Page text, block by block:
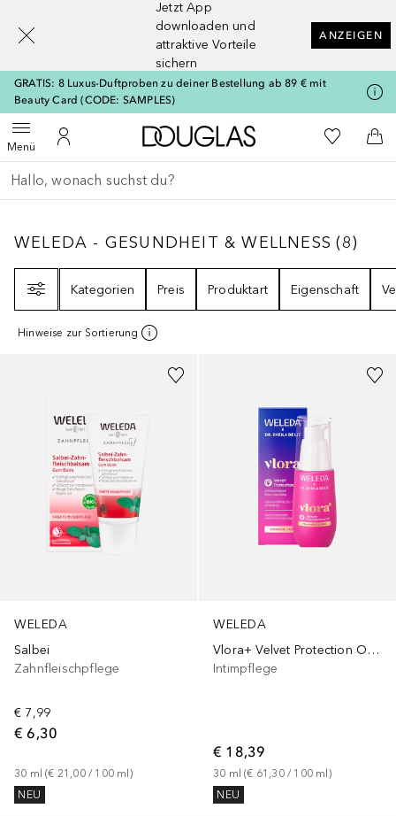
Jetzt App
downloaden und
attraktive Vorteile
sichern
ANZEIGEN
GRATIS: 8 Luxus-Duftproben zu deiner Bestellung ab 89 € mit
Beauty Card (CODE: SAMPLES)
MenüMenü öffnenZu Meinem Kundenkonto
Zur Douglas Startseite
Zu Meiner
Gehe zurück
Suche ausführen
WELEDA - GESUNDHEIT & WELLNESS8
WELEDA - GESUNDHEIT & WELLNESS (8)
Kategorien
Preis Produktart Eigenschaft
Hinweise zur Sortierung
WELEDA
Salbei
Zahnfleischpflege
€ 7,99
€ 6,30
30 ml (€ 21,00 / 100 ml )
NEU
WELEDA
Vlora+ Velvet Protection Oil 24h Feuchtigkeit
Intimpflege
€ 18,39
30 ml (€ 61,30 / 100 ml )
NEU
[navigation.slideout.screenreader]